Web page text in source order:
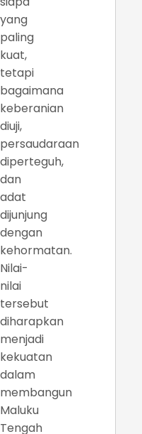
yang
paling
kuat,
tetapi
bagaimana
keberanian
diuji,
persaudaraan
diperteguh,
dan
adat
dijunjung
dengan
kehormatan.
Nilai-
nilai
tersebut
diharapkan
menjadi
kekuatan
dalam
membangun
Maluku
Tengah